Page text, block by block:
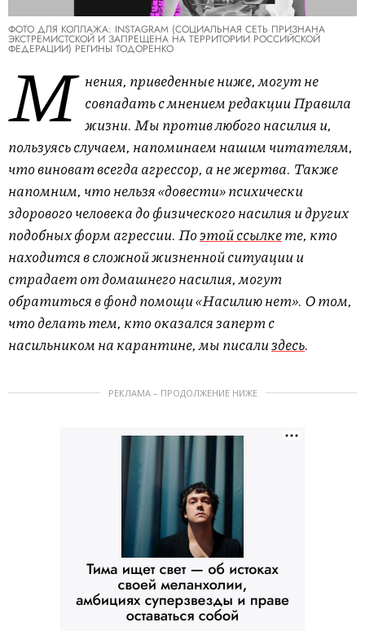
ФОТО ДЛЯ КОЛЛАЖА: INSTAGRAM (СОЦИАЛЬНАЯ СЕТЬ ПРИЗНАНА
ЭКСТРЕМИСТСКОЙ И ЗАПРЕЩЕНА НА ТЕРРИТОРИИ РОССИЙСКОЙ
ФЕДЕРАЦИИ) РЕГИНЫ ТОДОРЕНКО
М нения, приведенные ниже, могут не
совпадать с мнением редакции Правила
жизни. Мы против любого насилия и,
пользуясь случаем, напоминаем нашим читателям,
что виноват всегда агрессор, а не жертва. Также
напомним, что нельзя «довести» психически
здорового человека до физического насилия и других
подобных форм агрессии. Поэтой ссылкете, кто
находится в сложной жизненной ситуации и
страдает от домашнего насилия, могут
обратиться в фонд помощи «Насилию нет». О том,
что делать тем, кто оказался заперт с
насильником на карантине, мы писализдесь.
РЕКЛАМА – ПРОДОЛЖЕНИЕ НИЖЕ